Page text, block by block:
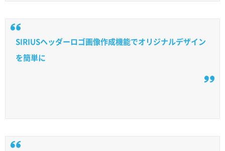
SIRIUSヘッダーロゴ画像作成機能でオリジナルデザイン
を簡単に